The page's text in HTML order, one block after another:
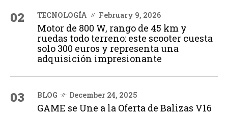
02 TECNOLOGÍA February 9, 2026
Motor de 800 W, rango de 45 km y
ruedas todo terreno: este scooter cuesta
solo 300 euros y representa una
adquisición impresionante
03 BLOG December 24, 2025
GAME se Une a la Oferta de Balizas V16